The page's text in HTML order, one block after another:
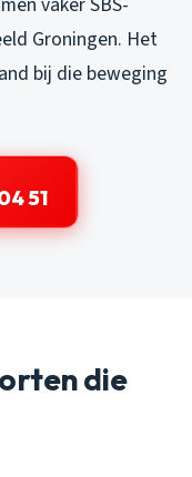
Groningen. Het
bij die beweging
51
die